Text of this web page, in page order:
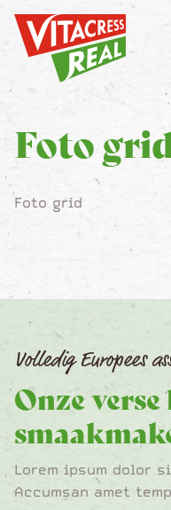
Vitacress Real
Vitacress Real
Foto
Foto grid
Volledig Europees
Onze
Lorem ipsum dolor
Accumsan amet